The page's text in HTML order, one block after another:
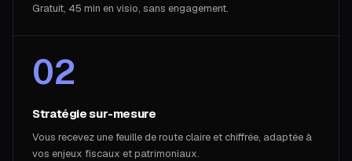
Gratuit, 45 min en visio, sans engagement.
02
Stratégie sur-mesure
Vous recevez une feuille de route claire et chiffrée, adaptée à
vos enjeux fiscaux et patrimoniaux.